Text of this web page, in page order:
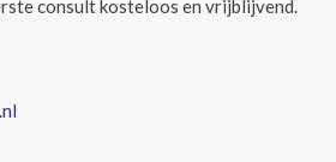
consult kosteloos en vrijblijvend.